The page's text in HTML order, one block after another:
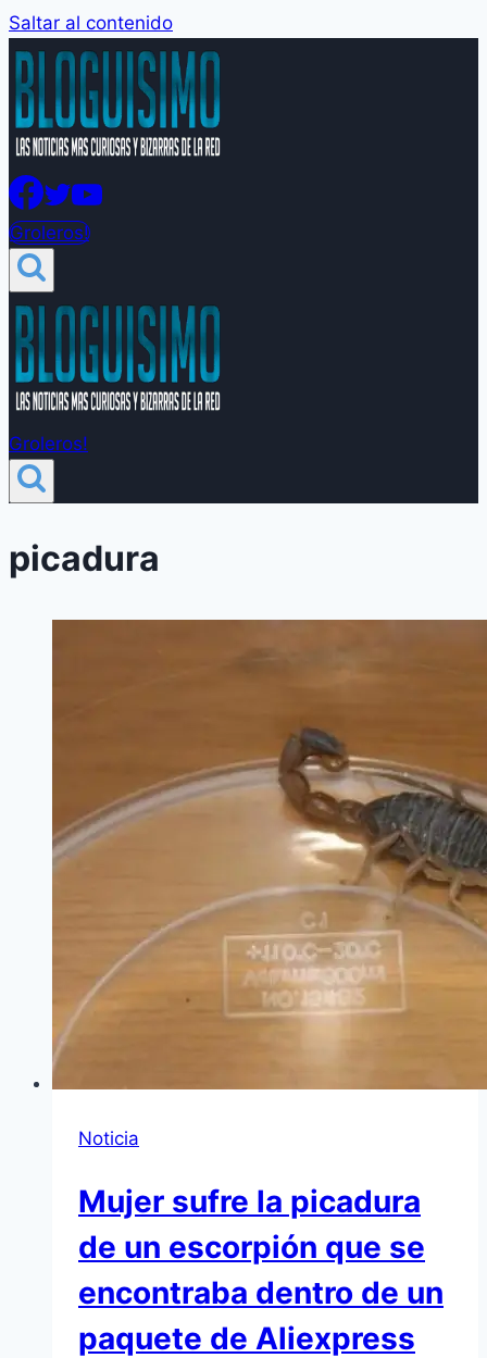
Saltar al contenido
Groleros!
Groleros!
picadura
Noticia
Mujer sufre la picadura
de un escorpión que se
encontraba dentro de un
paquete de Aliexpress